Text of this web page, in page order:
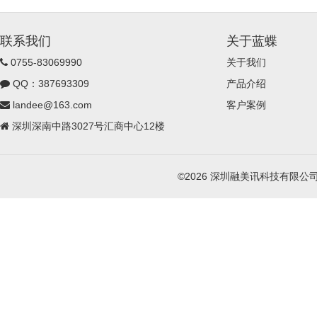
联系我们
0755-83069990
QQ：387693309
landee@163.com
深圳深南中路3027号汇商中心12楼
关于蓝蝶
关于我们
产品介绍
客户案例
©2026 深圳融美讯科技有限公